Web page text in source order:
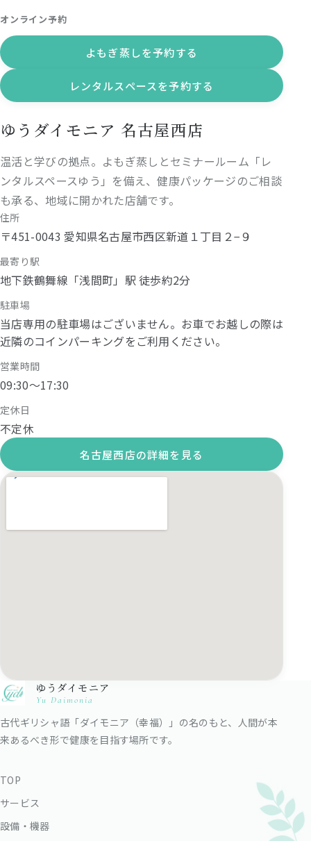
オンライン予約
よもぎ蒸しを予約する
レンタルスペースを予約する
ゆうダイモニア 名古屋西店
温活と学びの拠点。 よもぎ蒸し とセミナールーム「レ
ンタルスペースゆう」を備え、健康パッケージのご相談
も承る、地域に開かれた店舗です。
住所
〒451-0043 愛知県名古屋市西区新道１丁目２−９
最寄り駅
地下鉄鶴舞線「浅間町」駅 徒歩約2分
駐車場
当店専用の駐車場はございません。お車でお越しの際は
近隣のコインパーキングをご利用ください。
営業時間
09:30〜17:30
定休日
不定休
名古屋西店の詳細を見る
ゆうダイモニア
Yu Daimonia
古代ギリシャ語「ダイモニア（幸福）」の名のもと、人間が本
来あるべき形で健康を目指す場所です。
TOP
サービス
設備・機器